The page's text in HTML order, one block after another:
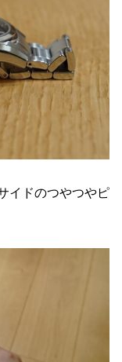
イドのつやつやピ